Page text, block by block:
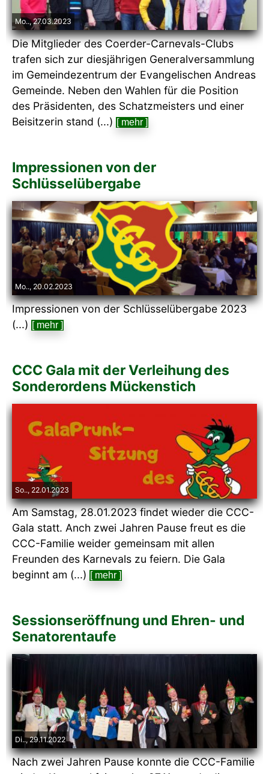
Mo.., 27.03.2023
Die Mitglieder des Coerder-Carnevals-Clubs
trafen sich zur diesjährigen Generalversammlung
im Gemeindezentrum der Evangelischen Andreas
Gemeinde. Neben den Wahlen für die Position
des Präsidenten, des Schatzmeisters und einer
Beisitzerin stand (...) [ mehr ]
Impressionen von der
Schlüsselübergabe
Mo.., 20.02.2023
Impressionen von der Schlüsselübergabe 2023
(...) [ mehr ]
CCC Gala mit der Verleihung des
Sonderordens Mückenstich
So.., 22.01.2023
Am Samstag, 28.01.2023 findet wieder die CCC-
Gala statt. Anch zwei Jahren Pause freut es die
CCC-Familie weider gemeinsam mit allen
Freunden des Karnevals zu feiern. Die Gala
beginnt am (...) [ mehr ]
Sessionseröffnung und Ehren- und
Senatorentaufe
Di.., 29.11.2022
Nach zwei Jahren Pause konnte die CCC-Familie